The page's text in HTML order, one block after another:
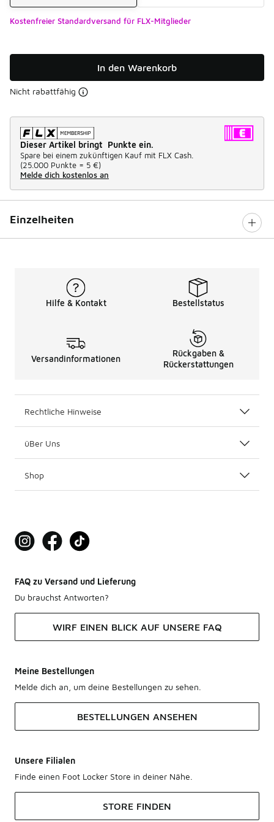
Kostenfreier Standardversand für FLX-Mitglieder
In den Warenkorb
Nicht rabattfähig
Dieser Artikel bringt Punkte ein.
Spare bei einem zukünftigen Kauf mit FLX Cash.
(25.000 Punkte = 5 €)
Melde dich kostenlos an
Einzelheiten
Hilfe & Kontakt Bestellstatus
Versandinformationen
Rückgaben &
Rückerstattungen
Rechtliche Hinweise
üBer Uns
Shop
FAQ zu Versand und Lieferung
Du brauchst Antworten?
WIRF EINEN BLICK AUF UNSERE FAQ
Meine Bestellungen
Melde dich an, um deine Bestellungen zu sehen.
BESTELLUNGEN ANSEHEN
Unsere Filialen
Finde einen Foot Locker Store in deiner Nähe.
STORE FINDEN